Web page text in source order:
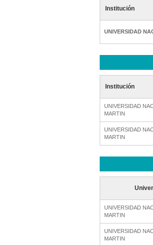
Institución
UNIVERSIDAD
Institución
UNIVERSIDAD
MARTIN
UNIVERSIDAD
MARTIN
UNIVERSIDAD
MARTIN
UNIVERSIDAD
MARTIN